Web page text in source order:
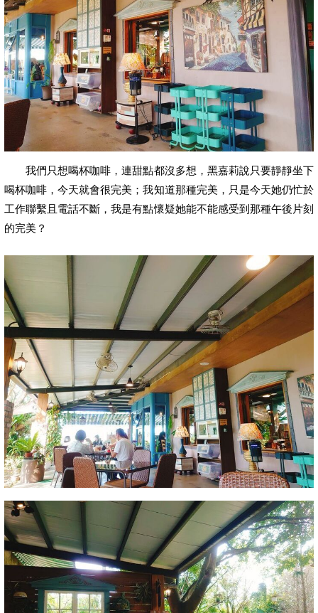
我們只想喝杯咖啡，連甜點都沒多想，黑嘉莉說只要靜靜坐下
喝杯咖啡，今天就會很完美；我知道那種完美，只是今天她仍忙於
工作聯繫且電話不斷，我是有點懷疑她能不能感受到那種午後片刻
的完美？